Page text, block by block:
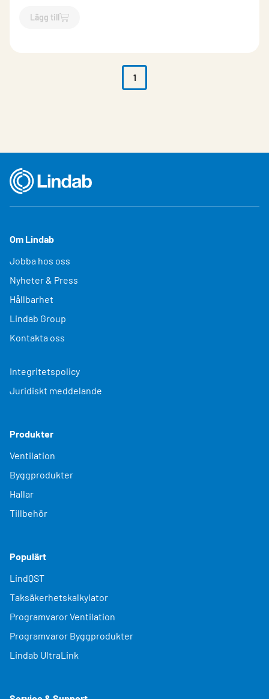
Lägg till
`$Lägg till
1
Om Lindab
Jobba hos oss
Nyheter & Press
Hållbarhet
Lindab Group
Kontakta oss
Integritetspolicy
Juridiskt meddelande
Produkter
Ventilation
Byggprodukter
Hallar
Tillbehör
Populärt
LindQST
Taksäkerhetskalkylator
Programvaror Ventilation
Programvaror Byggprodukter
Lindab UltraLink